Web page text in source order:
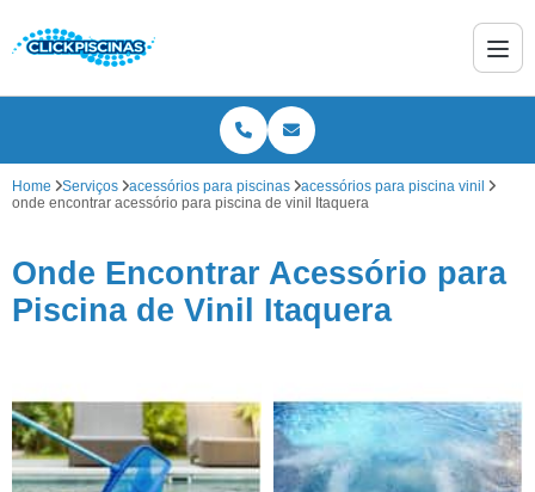
Home Serviços acessórios para piscinas
acessórios para piscina vinil
onde encontrar acessório para piscina de vinil Itaquera
Onde Encontrar Acessório para
Piscina de Vinil Itaquera